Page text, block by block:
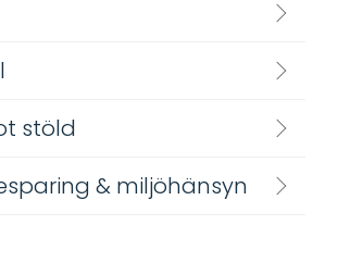
stöld
& miljöhänsyn